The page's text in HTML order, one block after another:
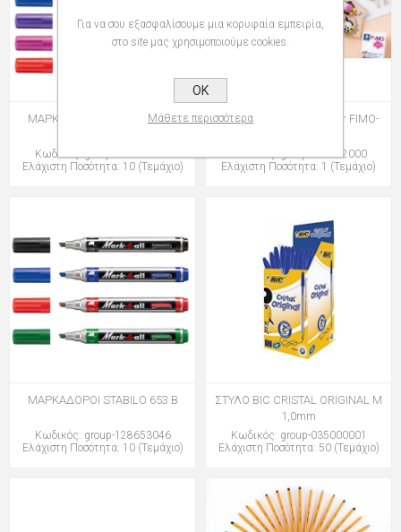
ΜΑΡΚΑΔΟΡΟΙ STABILO 651 F
Κωδικός: group-128651046
Ελάχιστη Ποσότητα: 10 (Τεμάχιο)
ΠΗΛΟΣ STAEDTLER 57gr FIMO-
Κωδικός: group-107802000
Ελάχιστη Ποσότητα: 1 (Τεμάχιο)
ΜΑΡΚΑΔΟΡΟΙ STABILO 653 B
Κωδικός: group-128653046
Ελάχιστη Ποσότητα: 10 (Τεμάχιο)
ΣΤΥΛΟ BIC CRISTAL ORIGINAL M
1,0mm
Κωδικός: group-035000001
Ελάχιστη Ποσότητα: 50 (Τεμάχιο)
Για να σου εξασφαλίσουμε μια κορυφαία εμπειρία,
στο site μας χρησιμοποιούμε cookies.
OK
Μάθετε περισσότερα